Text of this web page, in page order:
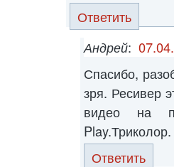
Ответить
Андрей:
Спасибо,
зря. Ресивер
видео на
Ответить